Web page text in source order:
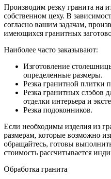
Производим резку гранита на
собственном цеху. В
согласно вашим задачам,
имеющихся гранитных
Наиболее часто заказывают:
Изготовление
определенные размеры.
Резка гранитной плитки
Резка гранитных слэбов
отделки интерьера и
Резка подоконников.
Если необходимы изделия из
размерам, которые возможно
обращайтесь, готовы
стоимость рассчитывается
Обработка гранита